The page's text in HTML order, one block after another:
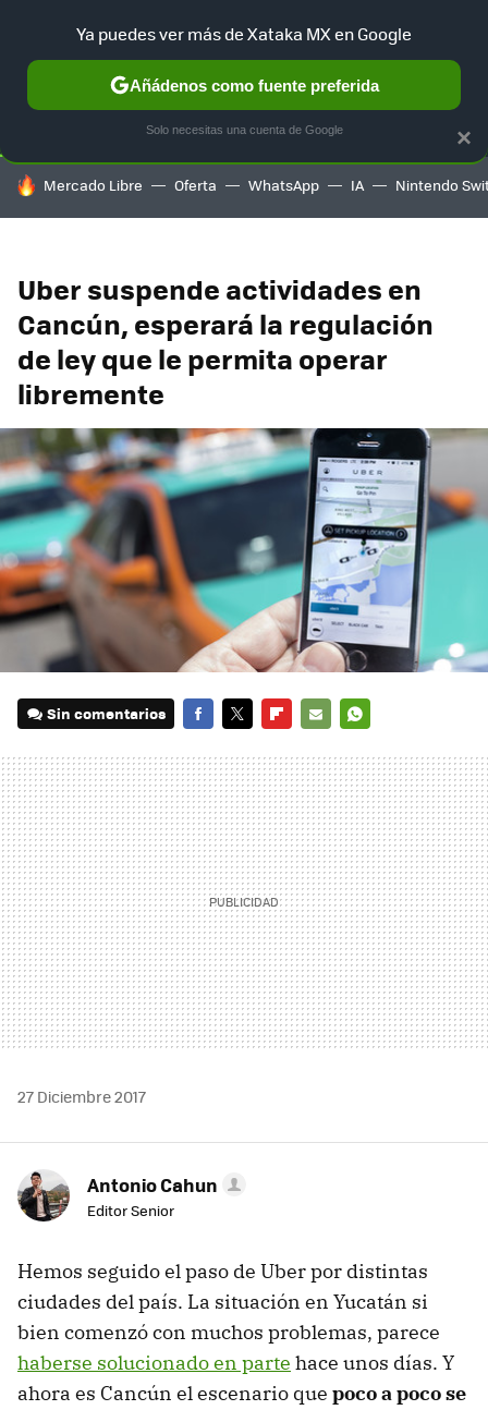
SELECCIÓN GAMING HOME AUTO TERRITORIO
HOY SE HABLA DE
Mercado Libre Oferta WhatsApp IA Nintendo
Uber suspende actividades en
Cancún, esperará la regulación
de ley que le permita operar
libremente
Sin comentarios
MAIL
27 Diciembre 2017
Antonio Cahun
Editor Senior
Hemos seguido el paso de Uber por distintas
ciudades del país. La situación en Yucatán si
bien comenzó con muchos problemas, parece
haberse solucionado en parte hace unos días. Y
ahora es Cancún el escenario que poco a poco se
×
Ya puedes ver más de Xataka MX en Google
Añádenos como fuente preferida
Solo necesitas una cuenta de Google